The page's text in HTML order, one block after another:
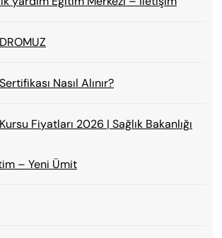
Nasıl Alınır?
Fiyatları 2026 | Sağlık Bakanlığı
– Yeni Ümit